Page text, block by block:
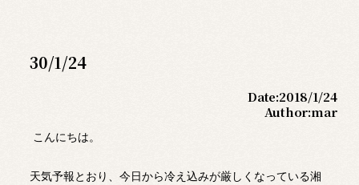
30/1/24
Date:2018/1/24
Author:mar
こんにちは。
天気予報とおり、今日から冷え込みが厳しくなっている湘